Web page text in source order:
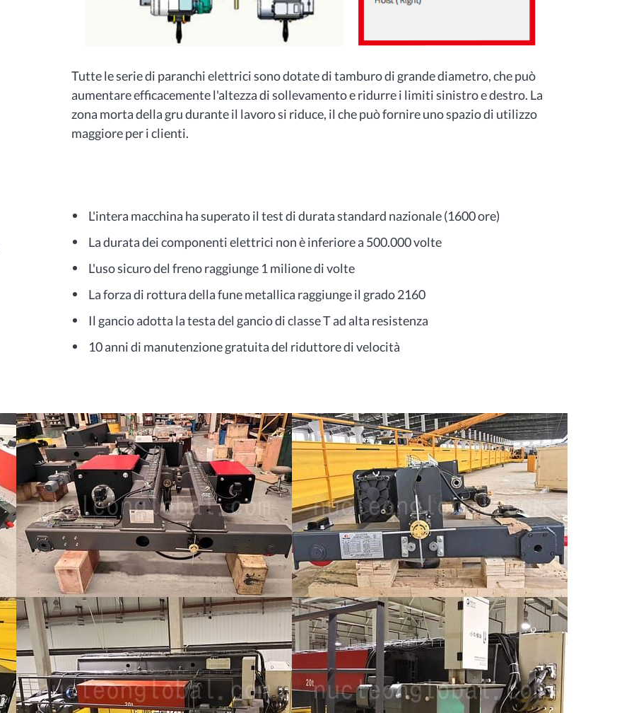
Tutte le serie di paranchi elettrici sono dotate di tamburo di grande diametro, che può
aumentare efficacemente l'altezza di sollevamento e ridurre i limiti sinistro e destro. La
zona morta della gru durante il lavoro si riduce, il che può fornire uno spazio di utilizzo
maggiore per i clienti.
L'intera macchina ha superato il test di durata standard nazionale (1600 ore)
La durata dei componenti elettrici non è inferiore a 500.000 volte
L'uso sicuro del freno raggiunge 1 milione di volte
La forza di rottura della fune metallica raggiunge il grado 2160
Il gancio adotta la testa del gancio di classe T ad alta resistenza
10 anni di manutenzione gratuita del riduttore di velocità